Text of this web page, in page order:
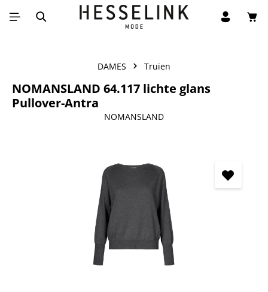
Ga naar de hoofdinhoud
DAMES Truien
NOMANSLAND 64.117 lichte glans
Pullover-Antra
NOMANSLAND